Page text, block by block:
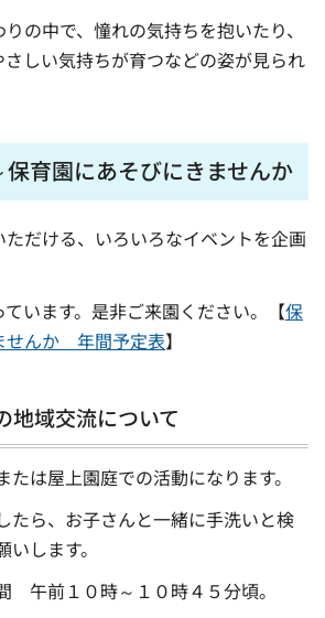
の中で、憧れの気持ちを抱いたり、
しい気持ちが育つなどの姿が見られ
育園にあそびにきませんか
だける、いろいろなイベントを企画
います。是非ご来園ください。【保
せんか 年間予定表】
地域交流について
たは屋上園庭での活動になります。
たら、お子さんと一緒に手洗いと検
します。
午前１０時～１０時４５分頃。